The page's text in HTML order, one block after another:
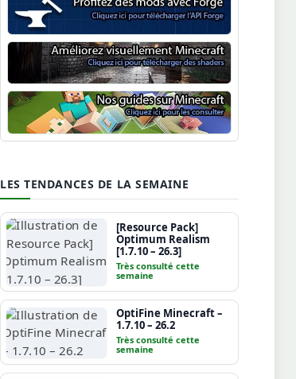
Minecraft Forge
Shaders Minecraft
Guide Minecraft
LES TENDANCES DE LA SEMAINE
[Resource Pack]
Optimum Realism
[1.7.10 – 26.3]
Très consulté cette
semaine
OptiFine Minecraft –
1.7.10 – 26.2
Très consulté cette
semaine